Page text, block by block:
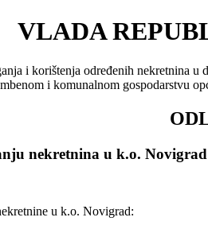
VLADA
i korištenja određenih
i komunalnom gospodarstvu
nekretnina u k.o.
u k.o. Novigrad: